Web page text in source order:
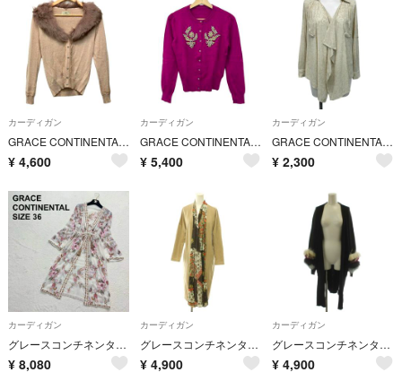
カーディガン
GRACE CONTINENTAL(グレースコンチネンタル) カーディガン サイズ36 S レディース美品 - 白×ピンクベージュ 長袖/ラメ/レース
¥ 4,600
カーディガン
GRACE CONTINENTAL(グレースコンチネンタル) カーディガン サイズ36 S レディース美品 - パープル 長袖/ビジュー/パール
¥ 5,400
カーディガン
GRACE CONTINENTAL(グレースコンチネンタル) カーディガン サイズ36 S レディース美品 - ベージュ 長袖/シャツ カーディガン
¥ 2,300
カーディガン
グレースコンチネンタル ラメ刺繍ジョーゼットガウン ロングカーディガン（1626
¥ 8,080
カーディガン
グレースコンチネンタル サラサフラワープリントカーディガン 切替 長袖 36
¥ 4,900
カーディガン
グレースコンチネンタル ロングカーディガン 長袖 ファー袖 36 黒 ブラック
¥ 4,900